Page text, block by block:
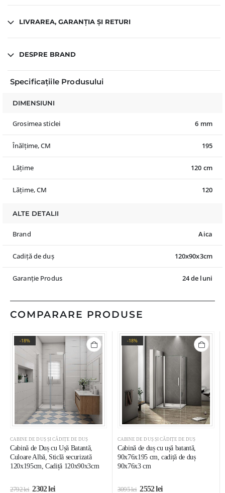
LIVRAREA, GARANȚIA ȘI RETURI
DESPRE BRAND
Specificațiile Produsului
DIMENSIUNI
Grosimea sticlei 6 mm
Înălțime, CM 195
Lățime 120 cm
Lățime, CM 120
ALTE DETALII
Brand Aica
Cadiță de duș 120x90x3cm
Garanție Produs 24 de luni
COMPARARE PRODUSE
-18%
CABINE DE DUȘ ȘI CĂDIȚE DE DUȘ
Cabină de Duș cu Ușă Batantă,
Culoare Albă, Sticlă securizată
120x195cm, Cadiță 120x90x3cm
2792lei 2302lei
-18%
CABINE DE DUȘ ȘI CĂDIȚE DE DUȘ
Cabină de duș cu ușă batantă,
90x76x195 cm, cadiță de duș
90x76x3 cm
3095lei 2552lei